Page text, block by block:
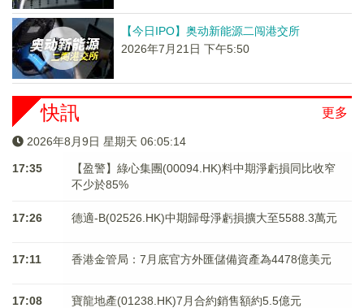
【今日IPO】奥动新能源二闯港交所
2026年7月21日 下午5:50
更多
快訊
2026年8月9日 星期天 06:05:15
17:35
【盈警】綠心集團(00094.HK)料中期淨虧損同比收窄
不少於85%
17:26 德適-B(02526.HK)中期歸母淨虧損擴大至5588.3萬元
17:11 香港金管局：7月底官方外匯儲備資產為4478億美元
17:08 寶龍地產(01238.HK)7月合約銷售額約5.5億元